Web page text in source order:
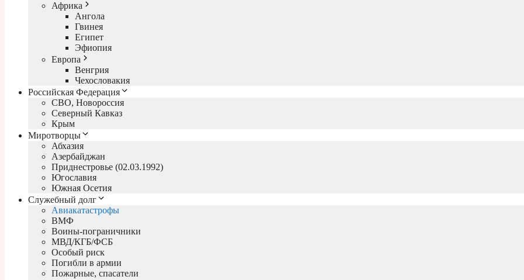
Африка
Ангола
Гвинея
Египет
Эфиопия
Европа
Венгрия
Чехословакия
Российская Федерация
СВО, Новороссия
Северный Кавказ
Крым
Миротворцы
Абхазия
Азербайджан
Приднестровье (02.03.1992)
Югославия
Южная Осетия
Служебный долг
Авиакатастрофы
ВМФ
Воины-пограничники
МВД/КГБ/ФСБ
Особый риск
Погибли в армии
Пожарные, спасатели